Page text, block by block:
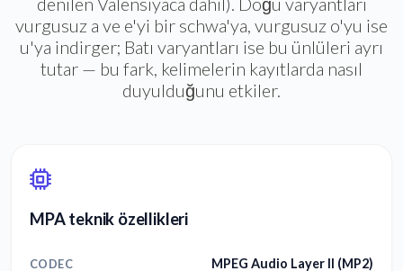
vurgusuz a ve e'yi bir schwa'ya, vurgusuz o'yu ise
u'ya indirger; Batı varyantları ise bu ünlüleri ayrı
tutar — bu fark, kelimelerin kayıtlarda nasıl
duyulduğunu etkiler.
MPA teknik özellikleri
CODEC MPEG Audio Layer II (MP2)